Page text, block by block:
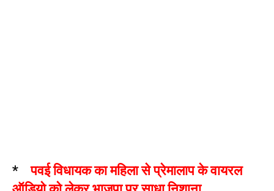
*
पवई विधायक का महिला से प्रेमालाप के वायरल